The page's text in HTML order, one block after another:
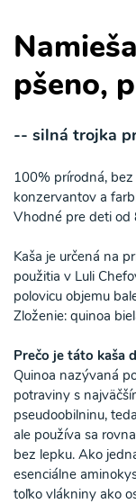
pšeno,
-- silná trojka
100% prírodná,
konzervantov a
Vhodné pre deti od
Kaša je určená na
použitia v Luli
polovicu objemu
Zloženie: quinoa
Prečo je táto kaša
Quinoa nazývaná
potraviny s
pseudoobilninu,
ale používa sa
bez lepku. Ako
esenciálne
toľko vlákniny ako